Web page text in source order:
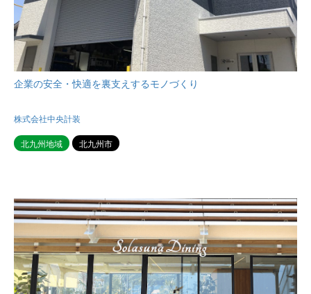
企業の安全・快適を裏支えするモノづくり
株式会社中央計装
北九州地域 北九州市